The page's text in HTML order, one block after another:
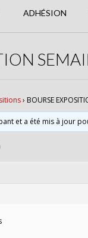
ADHÉSION
› BOURSE
et a été mis à jour